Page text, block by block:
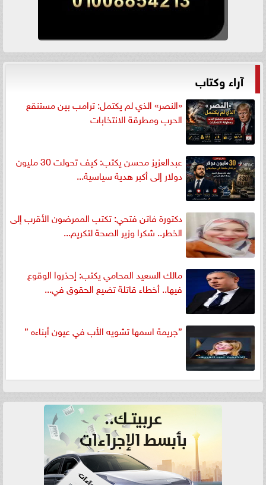
آراء وكتاب
«النصر» الذي لم يكتمل: ترامب بين مستنقع
الحرب ومطرقة الانتخابات
عبدالعزيز محسن يكتب: كيف تحولت 30 مليون
دولار إلى أكبر هدية سياسية...
دكتورة فاتن فتحي: تكتب الممرضون الأقرب إلى
الخطر.. شكرا وزير الصحة لتكريم...
مالك السعيد المحامي يكتب: إحذروا الوقوع
فيها.. أخطاء قاتلة تضيع الحقوق في...
”جريمة اسمها تشويه الأب في عيون أبناءه ”